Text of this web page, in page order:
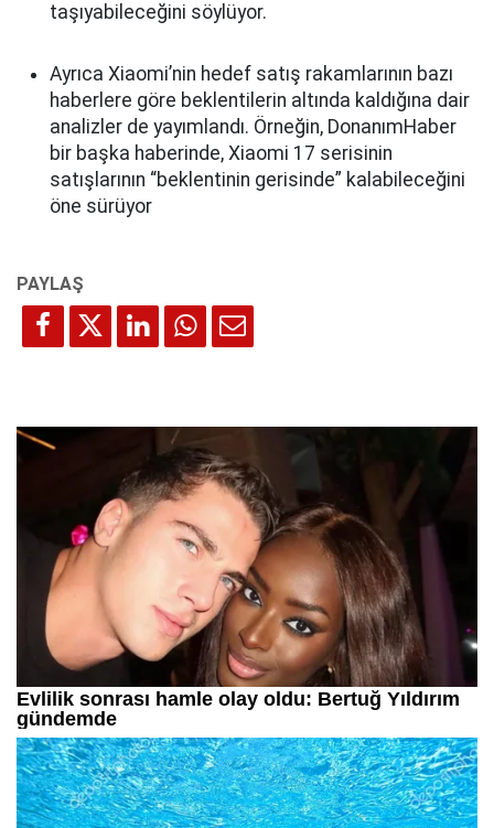
taşıyabileceğini söylüyor.
Ayrıca Xiaomi’nin hedef satış rakamlarının bazı
haberlere göre beklentilerin altında kaldığına dair
analizler de yayımlandı. Örneğin, DonanımHaber
bir başka haberinde, Xiaomi 17 serisinin
satışlarının “beklentinin gerisinde” kalabileceğini
öne sürüyor